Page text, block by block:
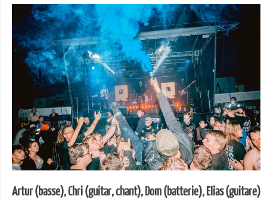
Artur (basse), Chri (guitar, chant), Dom (batterie), Elias (guitare)